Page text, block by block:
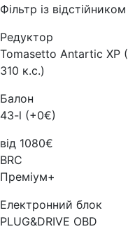
Фільтр із
Редуктор
Tomasetto Antartic XP
310 к.с.)
Балон
43-l (+0€)
від 1080€
BRC
Преміум+
Електронний блок
PLUG&DRIVE OBD